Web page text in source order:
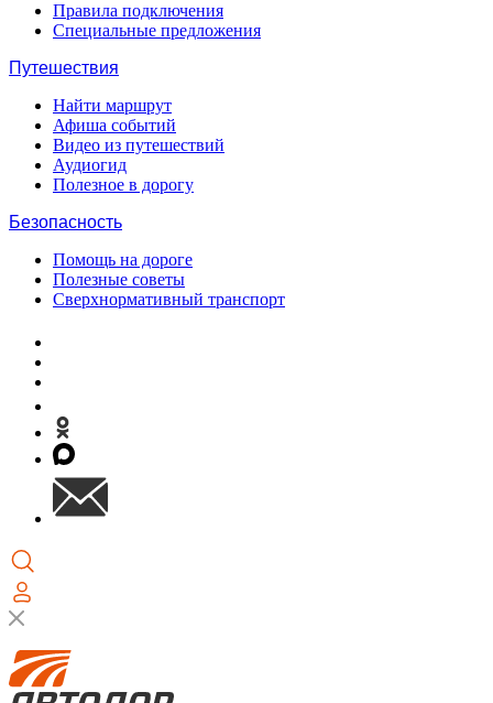
Правила подключения
Специальные предложения
Путешествия
Найти маршрут
Афиша событий
Видео из путешествий
Аудиогид
Полезное в дорогу
Безопасность
Помощь на дороге
Полезные советы
Сверхнормативный транспорт